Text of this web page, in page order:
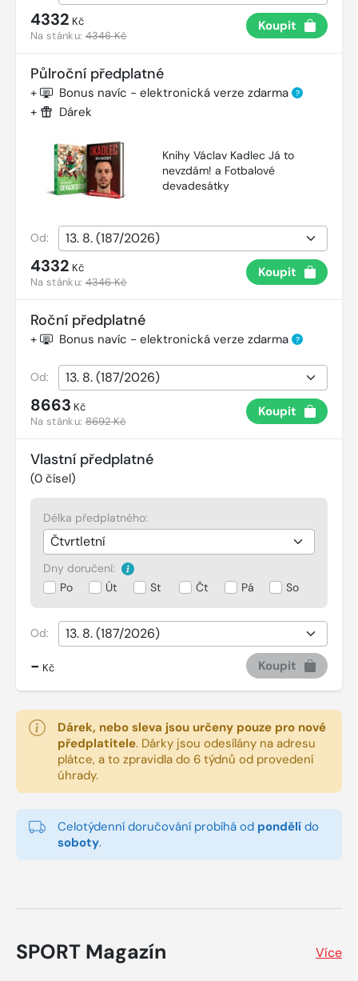
4332 Kč
Na stánku:4346 Kč
Koupit
Půlroční předplatné
+ Bonus navíc - elektronická verze zdarma ?
+ Dárek
Knihy Václav Kadlec Já to
nevzdám! a Fotbalové
devadesátky
Od:
4332 Kč
Na stánku:4346 Kč
Koupit
Roční předplatné
+ Bonus navíc - elektronická verze zdarma ?
Od:
8663 Kč
Na stánku:8692 Kč
Koupit
Vlastní předplatné
(0 čísel)
Délka předplatného:
Dny doručení:
Po
Út St Čt Pá So
Od:
- Kč Koupit
Dárek, nebo sleva jsou určeny pouze pro nové
předplatitele. Dárky jsou odesílány na adresu
plátce, a to zpravidla do 6 týdnů od provedení
úhrady.
Celotýdenní doručování probíhá od pondělí do
soboty.
SPORT Magazín Více